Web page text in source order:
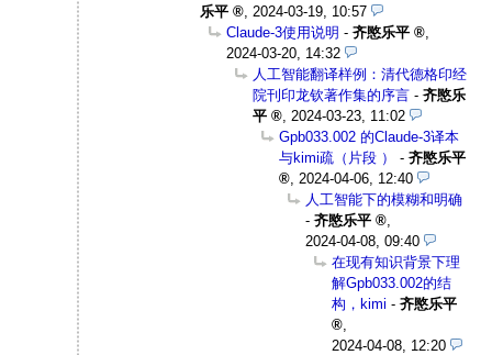
乐平
2024-03-19, 10:57
Claude-3使用说明 -齐愍乐平
2024-03-20, 14:32
人工智能翻译样例：清代德格印经
院刊印龙钦著作集的序言 -齐愍乐
平
2024-03-23, 11:02
Gpb033.002 的Claude-3译本
与kimi疏（片段 ）
-齐愍乐平
2024-04-06, 12:40
人工智能下的模糊和明确
-齐愍乐平
2024-04-08, 09:40
在现有知识背景下理
解Gpb033.002的结
构，kimi -齐愍乐平
2024-04-08, 12:20